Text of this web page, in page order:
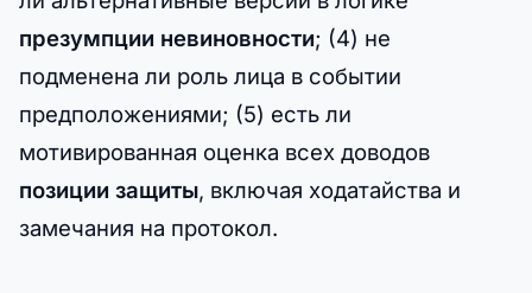
презумпции невиновности; (4) не
подменена ли роль лица в событии
предположениями; (5) есть ли
мотивированная оценка всех доводов
позиции защиты, включая ходатайства и
замечания на протокол.